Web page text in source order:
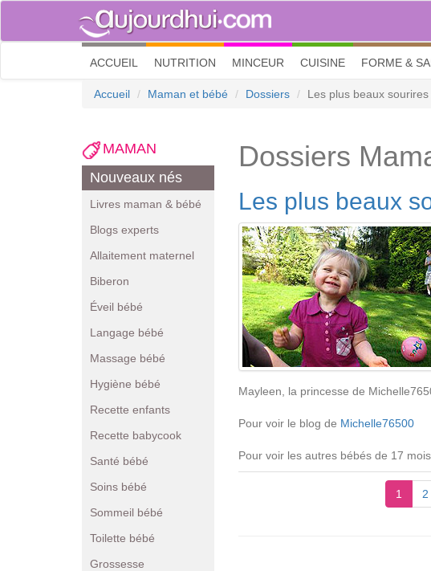
ACCUEIL (current)
NUTRITION MINCEUR CUISINE FORME &
Accueil Maman et bébé Dossiers Les plus beaux
MAMAN
Nouveaux nés
Livres maman & bébé
Blogs experts
Allaitement maternel
Biberon
Éveil bébé
Langage bébé
Massage bébé
Hygiène bébé
Recette enfants
Recette babycook
Santé bébé
Soins bébé
Sommeil bébé
Toilette bébé
Grossesse
Dossiers
Les plus beaux
Mayleen, la princesse de
Pour voir le blog de Michelle76500
Pour voir les autres bébés de 17 mois
1 2